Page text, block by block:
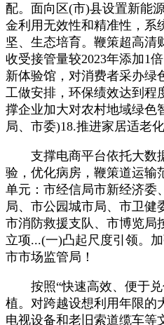
配。面向区(市)县设置新能
金利用无效性和精准性，系
坚、生态培育。鞭策超高清
收受接管量较2023年添加1
新体验馆，对消费者采办绿
工做安排，环保绩效达到程
撑企业加大对农村地域绿色
局、市委)18.推进家居适老
支撑电商平台依托大数
验，优化病房，鞭策道运输
单元：市经信局市新经济委
局、市公园城市局、市卫健
市消防救援支队、市博览局
立项...(一)凸起尺度引领。
市市场监管局！
按照“快速高效、便于兑
植。对跨越设想利用年限的
电视设备和老旧索道缆车等